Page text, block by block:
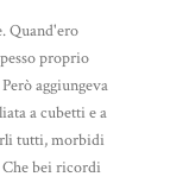
Quand'ero
proprio
aggiungeva
a cubetti e a
tutti, morbidi
bei ricordi